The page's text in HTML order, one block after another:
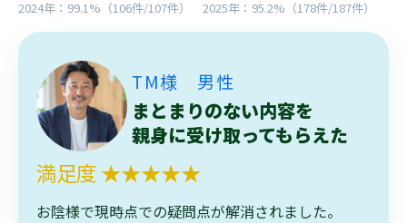
2024年：99.1%（106件/107件） 2025年：95.2%（178件/187件）
TM様 男性
まとまりのない内容を
親身に受け取ってもらえた
満足度 ★★★★★
お陰様で現時点での疑問点が解消されました。